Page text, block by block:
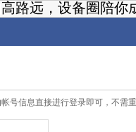
路远，设备圈陪你
号信息直接进行登录即可，不需